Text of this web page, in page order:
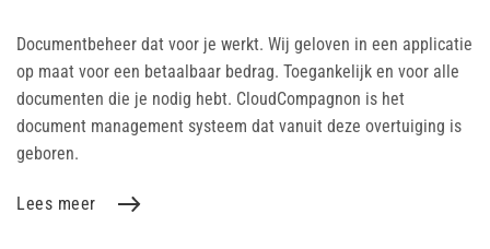
Documentbeheer dat voor je werkt. Wij geloven in een applicatie
op maat voor een betaalbaar bedrag. Toegankelijk en voor alle
documenten die je nodig hebt. CloudCompagnon is het
document management systeem dat vanuit deze overtuiging is
geboren.
Lees meer